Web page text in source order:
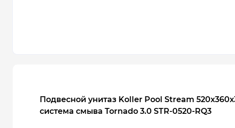
Подвесной унитаз Koller Pool Stream
система смыва Tornado 3.0 STR-0520-RQ3